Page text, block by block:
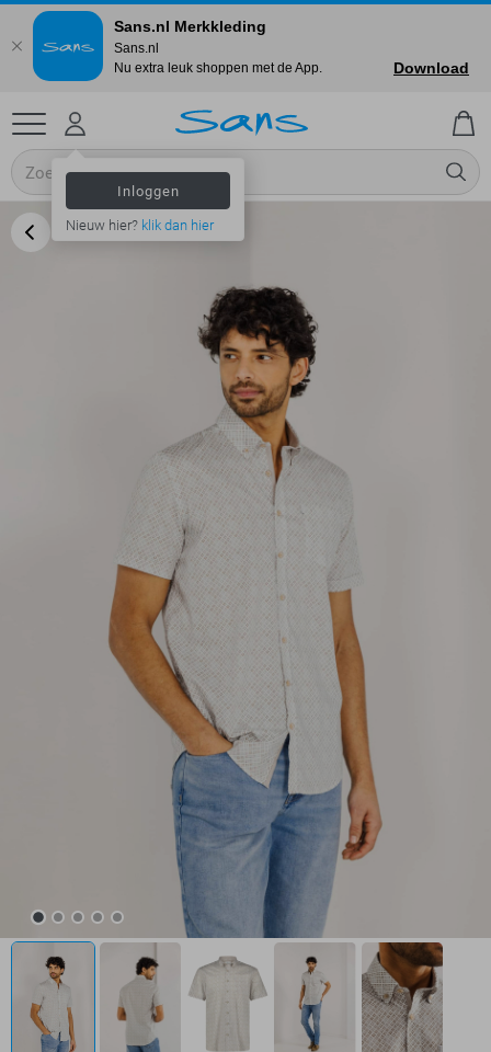
Inloggen
Nieuw hier? klik dan hier
Sans.nl Merkkleding
Sans.nl
Nu extra leuk shoppen met de App.
Download